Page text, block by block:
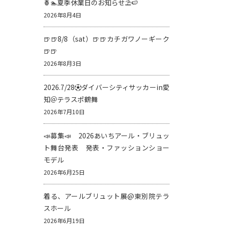
🍍🏊夏季休業日のお知らせ⛱️🍉
2026年8月4日
🍺🍺8/8（sat）🍺🍺カチガワノーギーク
🍺🍺
2026年8月3日
2026.7/28⚽️ダイバーシティサッカーin愛
知＠テラスポ鶴舞
2026年7月10日
📣募集📣 2026あいちアール・ブリュッ
ト舞台発表 発表・ファッションショー
モデル
2026年6月25日
着る、アールブリュット展@東別院テラ
スホール
2026年6月19日